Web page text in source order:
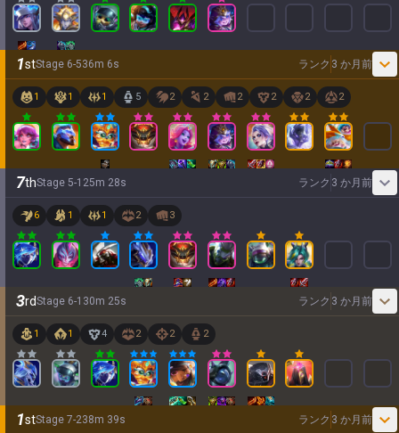
1stStage 6-536m 6s ランク 3 か月前
1 1 1 5 2 2 2 2 2 2
7thStage 5-1 25m 28s ランク 3 か月前
6 1 1 2 3
3rdStage 6-1 30m 25s ランク 3 か月前
1 1 4 2 2 2
1stStage 7-238m 39s ランク 3 か月前